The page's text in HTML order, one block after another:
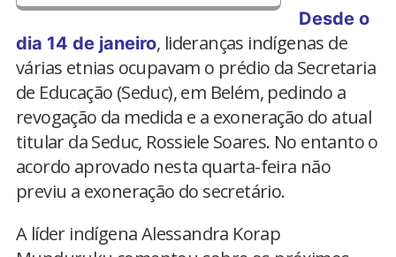
Desde o
dia 14 de janeiro, lideranças indígenas de
várias etnias ocupavam o prédio da Secretaria
de Educação (Seduc), em Belém, pedindo a
revogação da medida e a exoneração do atual
titular da Seduc, Rossiele Soares. No entanto o
acordo aprovado nesta quarta-feira não
previu a exoneração do secretário.
A líder indígena Alessandra Korap